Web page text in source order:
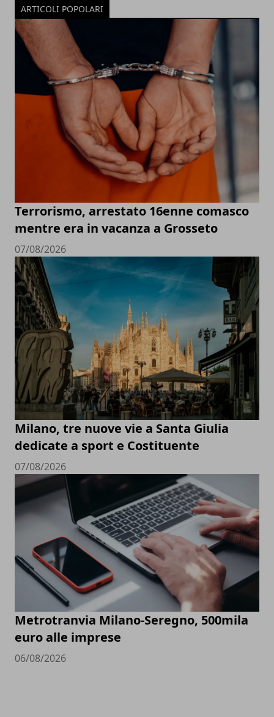
ARTICOLI POPOLARI
Terrorismo, arrestato 16enne comasco
mentre era in vacanza a Grosseto
07/08/2026
Milano, tre nuove vie a Santa Giulia
dedicate a sport e Costituente
07/08/2026
Metrotranvia Milano-Seregno, 500mila
euro alle imprese
06/08/2026